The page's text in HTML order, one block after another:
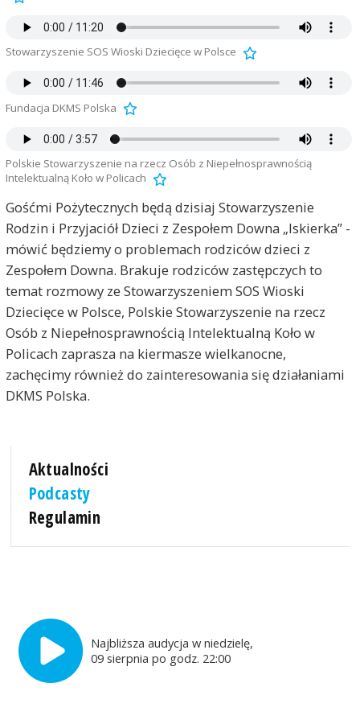
Stowarzyszenie SOS Wioski Dziecięce w Polsce
Fundacja DKMS Polska
Polskie Stowarzyszenie na rzecz Osób z Niepełnosprawnością
Intelektualną Koło w Policach
Gośćmi Pożytecznych będą dzisiaj Stowarzyszenie
Rodzin i Przyjaciół Dzieci z Zespołem Downa „Iskierka” -
mówić będziemy o problemach rodziców dzieci z
Zespołem Downa. Brakuje rodziców zastępczych to
temat rozmowy ze Stowarzyszeniem SOS Wioski
Dziecięce w Polsce, Polskie Stowarzyszenie na rzecz
Osób z Niepełnosprawnością Intelektualną Koło w
Policach zaprasza na kiermasze wielkanocne,
zachęcimy również do zainteresowania się działaniami
DKMS Polska.
Aktualności
Podcasty
Regulamin
Najbliższa audycja w niedzielę,
09 sierpnia po godz. 22:00